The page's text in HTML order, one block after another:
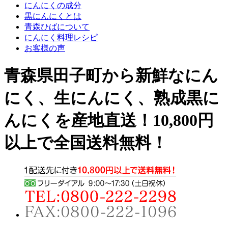
にんにくの成分
黒にんにくとは
青森ひばについて
にんにく料理レシピ
お客様の声
青森県田子町から新鮮なにん
にく、生にんにく、熟成黒に
んにくを産地直送！10,800円
以上で全国送料無料！